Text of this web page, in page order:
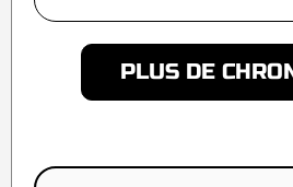
PLUS DE